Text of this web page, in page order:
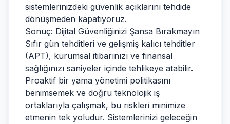
sistemlerinizdeki güvenlik açıklarını tehdide
dönüşmeden kapatıyoruz.
Sonuç: Dijital Güvenliğinizi Şansa Bırakmayın
Sıfır gün tehditleri ve gelişmiş kalıcı tehditler
(APT), kurumsal itibarınızı ve finansal
sağlığınızı saniyeler içinde tehlikeye atabilir.
Proaktif bir yama yönetimi politikasını
benimsemek ve doğru teknolojik iş
ortaklarıyla çalışmak, bu riskleri minimize
etmenin tek yoludur. Sistemlerinizi geleceğin